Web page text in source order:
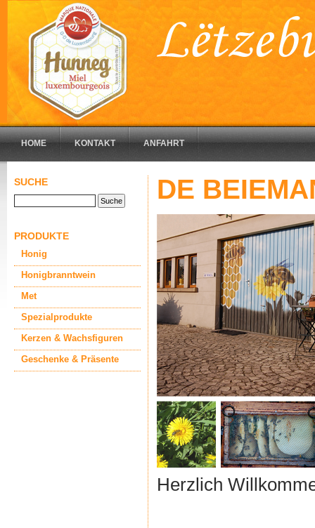
HOME KONTAKT ANFAHRT
SUCHE
PRODUKTE
Honig
Honigbranntwein
Met
Spezialprodukte
Kerzen & Wachsfiguren
Geschenke & Präsente
DE
Herzlich